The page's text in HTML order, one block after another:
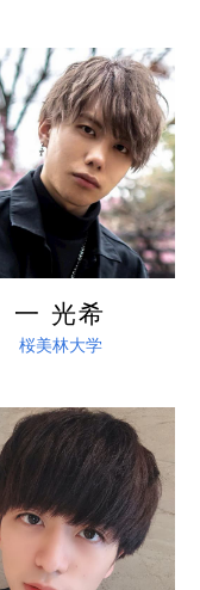
詳しく見る
一 光希
桜美林大学
詳しく見る